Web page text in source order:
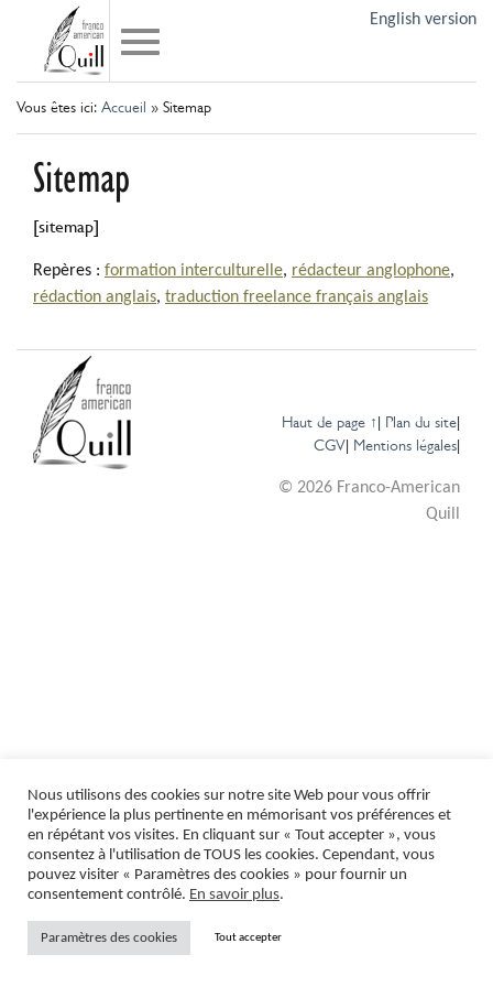
English version
Vous êtes ici: Accueil » Sitemap
Sitemap
[sitemap]
Repères : formation interculturelle, rédacteur anglophone,
rédaction anglais, traduction freelance français anglais
Haut de page ↑| Plan du site|
CGV| Mentions légales|
© 2026 Franco-American
Quill
Nous utilisons des cookies sur notre site Web pour vous offrir
l'expérience la plus pertinente en mémorisant vos préférences et
en répétant vos visites. En cliquant sur « Tout accepter », vous
consentez à l'utilisation de TOUS les cookies. Cependant, vous
pouvez visiter « Paramètres des cookies » pour fournir un
consentement contrôlé. En savoir plus.
Paramètres des cookies Tout accepter